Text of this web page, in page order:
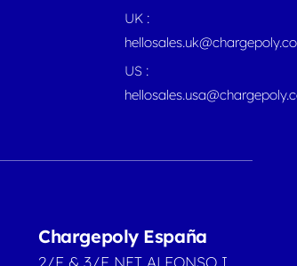
UK :
US :
Chargepoly España
2/F & 3/F NET ALFONSO I